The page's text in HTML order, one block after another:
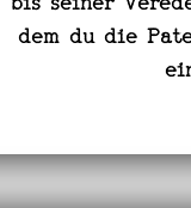
dem du die